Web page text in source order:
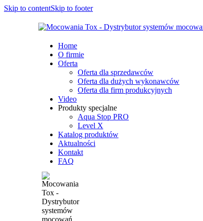
Skip to contentSkip to footer
Home
O firmie
Oferta
Oferta dla sprzedawców
Oferta dla dużych wykonawców
Oferta dla firm produkcyjnych
Video
Produkty specjalne
Aqua Stop PRO
Level X
Katalog produktów
Aktualności
Kontakt
FAQ